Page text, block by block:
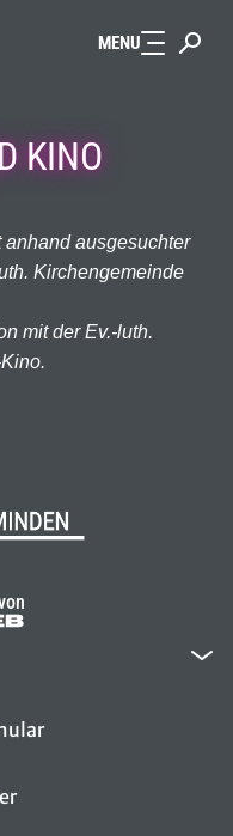
MENU
KINO
ausgesuchter
Kirchengemeinde
mit der Ev.-luth.